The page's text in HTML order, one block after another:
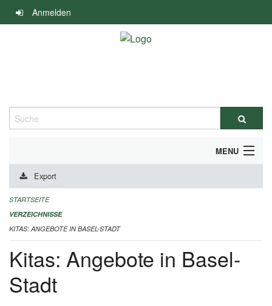
Navigation
überspringen
Anmelden
Suche
MENU
ALLGEMEINE INFORMATIONEN
IMPRESSUM
Export
STARTSEITE
VERZEICHNISSE
KITAS: ANGEBOTE IN BASEL-STADT
Kitas: Angebote in Basel-
Stadt